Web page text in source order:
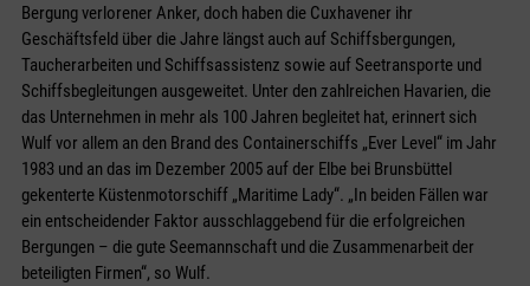
Bergung verlorener Anker, doch haben die Cuxhavener ihr
Geschäftsfeld über die Jahre längst auch auf Schiffsbergungen,
Taucherarbeiten und Schiffsassistenz sowie auf Seetransporte und
Schiffsbegleitungen ausgeweitet. Unter den zahlreichen Havarien, die
das Unternehmen in mehr als 100 Jahren begleitet hat, erinnert sich
Wulf vor allem an den Brand des Containerschiffs „Ever Level“ im Jahr
1983 und an das im Dezember 2005 auf der Elbe bei Brunsbüttel
gekenterte Küstenmotorschiff „Maritime Lady“. „In beiden Fällen war
ein entscheidender Faktor ausschlaggebend für die erfolgreichen
Bergungen – die gute Seemannschaft und die Zusammenarbeit der
beteiligten Firmen“, so Wulf.